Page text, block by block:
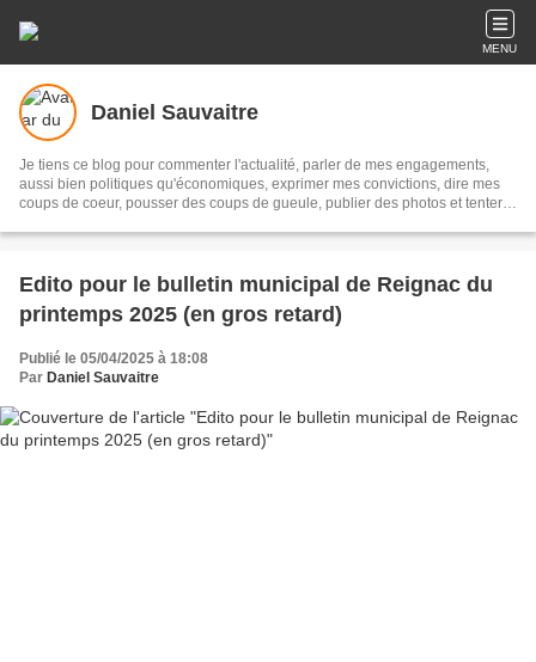
MENU
Daniel Sauvaitre
Je tiens ce blog pour commenter l'actualité, parler de mes engagements,
aussi bien politiques qu'économiques, exprimer mes convictions, dire mes
coups de coeur, pousser des coups de gueule, publier des photos et tenter
Edito pour le bulletin municipal de Reignac du
printemps 2025 (en gros retard)
Publié le 05/04/2025 à 18:08
Par Daniel Sauvaitre